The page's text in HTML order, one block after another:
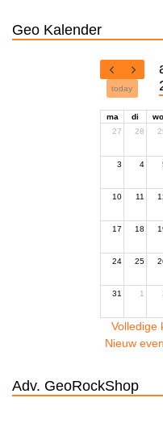
Geo Kalender
today
ma di wo
27
28
3 4
10 11
17 18
24 25
31 1
Volledige
Nieuw
Adv. GeoRockShop